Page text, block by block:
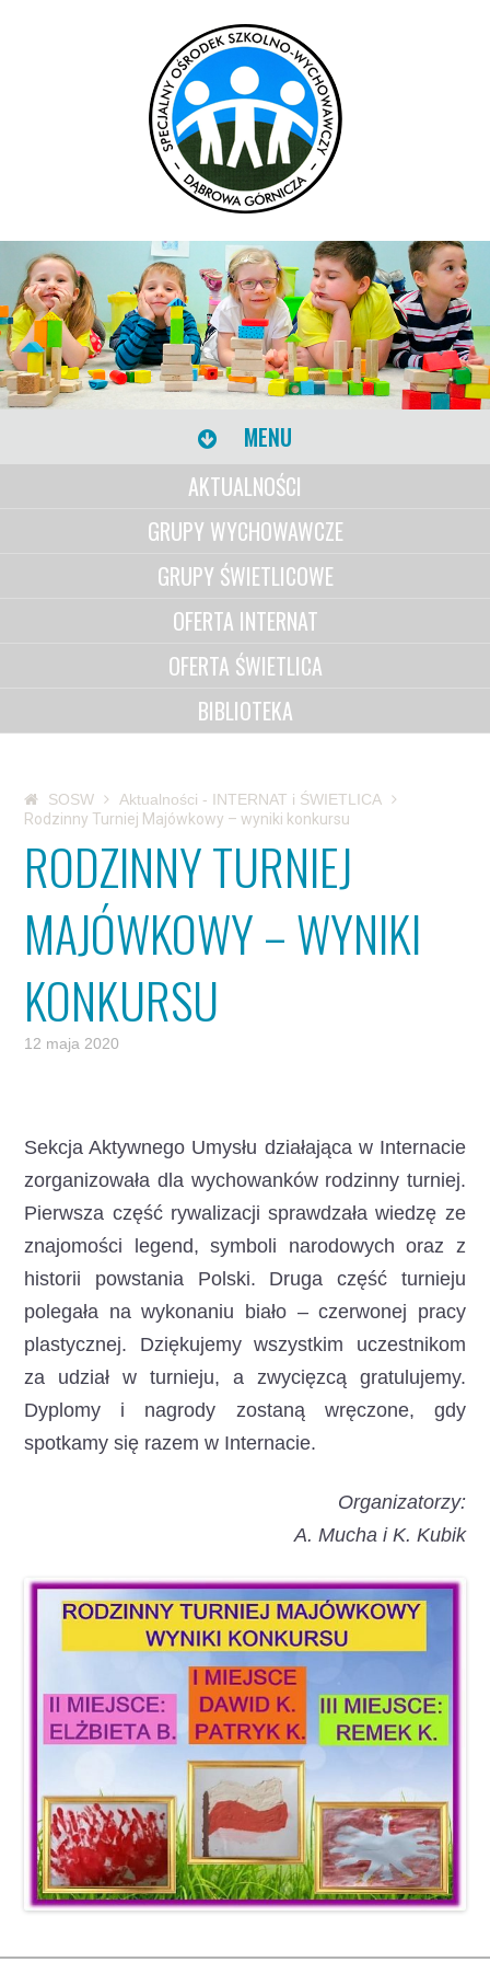
MENU
AKTUALNOŚCI
GRUPY WYCHOWAWCZE
GRUPY ŚWIETLICOWE
OFERTA INTERNAT
OFERTA ŚWIETLICA
BIBLIOTEKA
SOSW
Aktualności - INTERNAT i ŚWIETLICA
Rodzinny Turniej Majówkowy – wyniki konkursu
RODZINNY TURNIEJ
MAJÓWKOWY – WYNIKI
KONKURSU
12 maja 2020
Sekcja Aktywnego Umysłu działająca w Internacie
zorganizowała dla wychowanków rodzinny turniej.
Pierwsza część rywalizacji sprawdzała wiedzę ze
znajomości legend, symboli narodowych oraz z
historii powstania Polski. Druga część turnieju
polegała na wykonaniu biało – czerwonej pracy
plastycznej. Dziękujemy wszystkim uczestnikom
za udział w turnieju, a zwycięzcą gratulujemy.
Dyplomy i nagrody zostaną wręczone, gdy
spotkamy się razem w Internacie.
Organizatorzy:
A. Mucha i K. Kubik